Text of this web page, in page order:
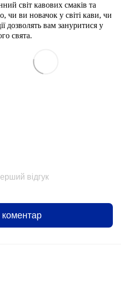
світ кавових смаків та
чи ви новачок у світі кави, чи
дозволять вам зануритися у
свята.
відгук